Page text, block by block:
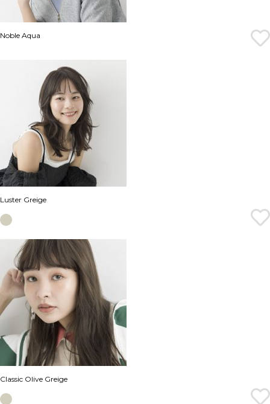
Noble Aqua
Luster Greige
Classic Olive Greige